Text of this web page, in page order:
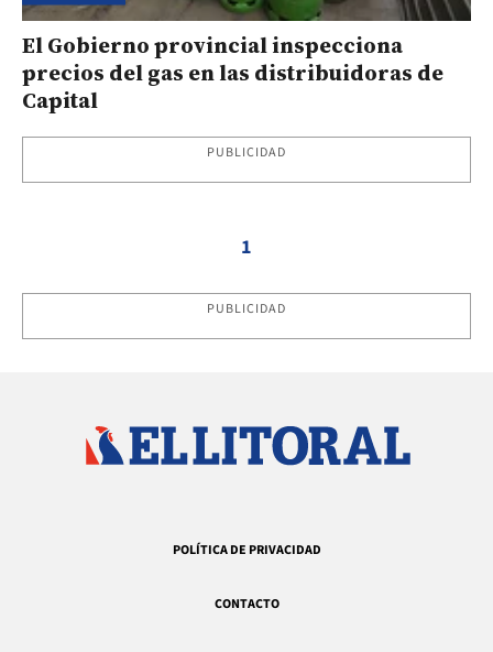
El Gobierno provincial inspecciona
precios del gas en las distribuidoras de
Capital
PUBLICIDAD
1
PUBLICIDAD
POLÍTICA DE PRIVACIDAD
CONTACTO